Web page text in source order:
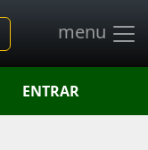
menu
ENTRAR